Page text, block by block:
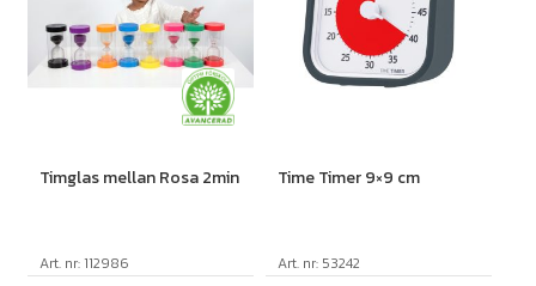
Timglas mellan Rosa 2min
Art. nr: 112986
Time Timer 9×9 cm
Art. nr: 53242